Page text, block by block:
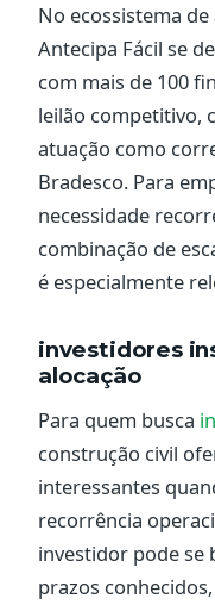
No ecossistema
Antecipa Fácil se
com mais de 100
leilão competitivo,
atuação como
Bradesco. Para
necessidade
combinação de
é especialmente
investidores
alocação
Para quem busca
construção civil
interessantes
recorrência
investidor pode se
prazos